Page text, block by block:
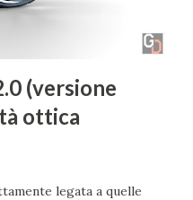
(versione
ottica
legata a quelle